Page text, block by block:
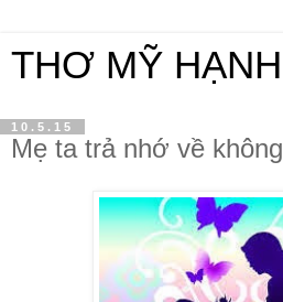
THƠ MỸ HẠNH
10.5.15
Mẹ ta trả nhớ về không